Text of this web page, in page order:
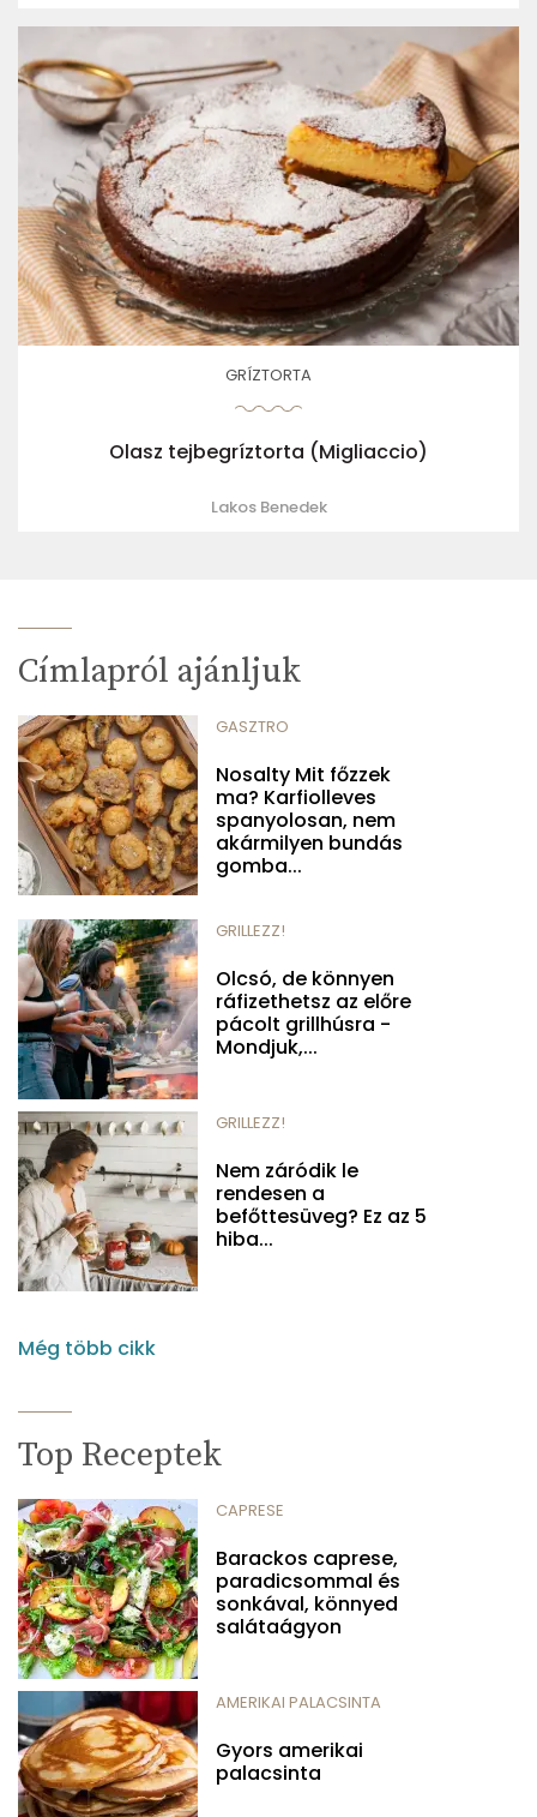
GRÍZTORTA
Olasz tejbegríztorta (Migliaccio)
Lakos Benedek
Címlapról ajánljuk
GASZTRO
Nosalty Mit főzzek
ma? Karfiolleves
spanyolosan, nem
akármilyen bundás
gomba...
GRILLEZZ!
Olcsó, de könnyen
ráfizethetsz az előre
pácolt grillhúsra -
Mondjuk,...
GRILLEZZ!
Nem záródik le
rendesen a
befőttesüveg? Ez az 5
hiba...
Még több cikk
Top Receptek
CAPRESE
Barackos caprese,
paradicsommal és
sonkával, könnyed
salátaágyon
AMERIKAI PALACSINTA
Gyors amerikai
palacsinta